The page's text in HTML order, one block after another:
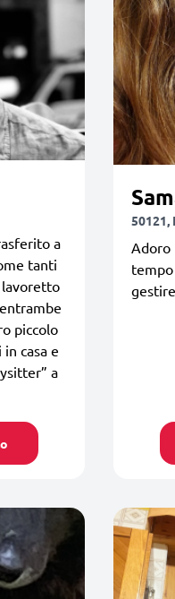
a
tanti
lavoretto
piccolo
casa e
a
50121,
Adoro